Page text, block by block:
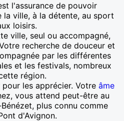
l'assurance de pouvoir
la ville, à la détente, au sport
loisirs.
ville, seul ou accompagné,
recherche de douceur et
par les différentes
et les festivals, nombreux
région.
les apprécier. Votre âme
vous attend peut-être au
plus connu comme
d'Avignon.